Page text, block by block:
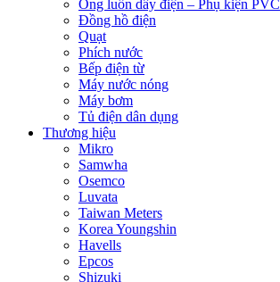
Ống luồn dây điện – Phụ kiện PVC
Đồng hồ điện
Quạt
Phích nước
Bếp điện từ
Máy nước nóng
Máy bơm
Tủ điện dân dụng
Thương hiệu
Mikro
Samwha
Osemco
Luvata
Taiwan Meters
Korea Youngshin
Havells
Epcos
Shizuki